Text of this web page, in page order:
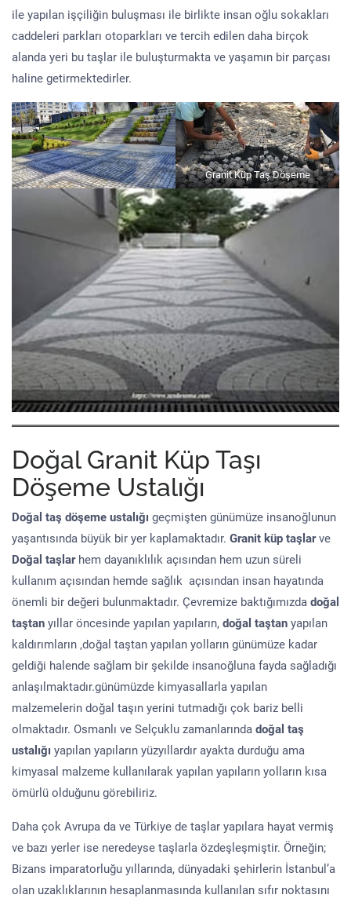
ile yapılan işçiliğin buluşması ile birlikte insan oğlu sokakları
caddeleri parkları otoparkları ve tercih edilen daha birçok
alanda yeri bu taşlar ile buluşturmakta ve yaşamın bir parçası
haline getirmektedirler.
Granit Küp Taş Döşeme
Doğal Granit Küp Taşı
Döşeme Ustalığı
Doğal taş döşeme ustalığı geçmişten günümüze insanoğlunun
yaşantısında büyük bir yer kaplamaktadır. Granit küp taşlarve
Doğal taşlar hem dayanıklılık açısından hem uzun süreli
kullanım açısından hemde sağlık açısından insan hayatında
önemli bir değeri bulunmaktadır. Çevremize baktığımızda doğal
taştan yıllar öncesinde yapılan yapıların, doğal taştan yapılan
kaldırımların ,doğal taştan yapılan yolların günümüze kadar
geldiği halende sağlam bir şekilde insanoğluna fayda sağladığı
anlaşılmaktadır.günümüzde kimyasallarla yapılan
malzemelerin doğal taşın yerini tutmadığı çok bariz belli
olmaktadır. Osmanlı ve Selçuklu zamanlarında doğal taş
ustalığı yapılan yapıların yüzyıllardır ayakta durduğu ama
kimyasal malzeme kullanılarak yapılan yapıların yolların kısa
ömürlü olduğunu görebiliriz.
Daha çok Avrupa da ve Türkiye de taşlar yapılara hayat vermiş
ve bazı yerler ise neredeyse taşlarla özdeşleşmiştir. Örneğin;
Bizans imparatorluğu yıllarında, dünyadaki şehirlerin İstanbul’a
olan uzaklıklarının hesaplanmasında kullanılan sıfır noktasını